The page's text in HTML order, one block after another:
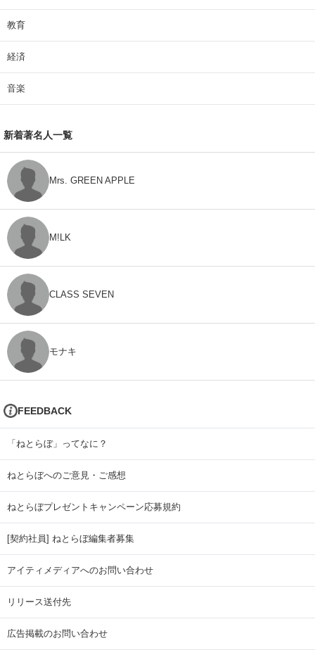
教育
経済
音楽
新着著名人一覧
Mrs. GREEN APPLE
M!LK
CLASS SEVEN
モナキ
FEEDBACK
「ねとらぼ」ってなに？
ねとらぼへのご意見・ご感想
ねとらぼプレゼントキャンペーン応募規約
[契約社員] ねとらぼ編集者募集
アイティメディアへのお問い合わせ
リリース送付先
広告掲載のお問い合わせ